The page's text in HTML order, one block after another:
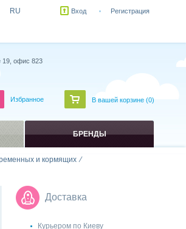
и кормящих
Доставка
Курьером по Киеву
RU Вход Регистрация
19, офис 823
Избранное В вашей корзине (0)
БРЕНДЫ